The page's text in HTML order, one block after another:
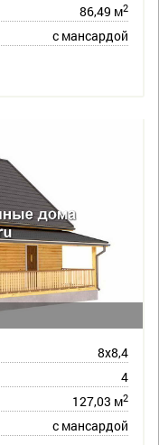
86,49 м2
с мансардой
8х8,4
4
127,03 м2
с мансардой